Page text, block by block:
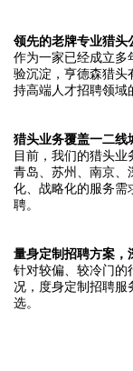
领先的老牌专业猎头
作为一家已经成立多
验沉淀，亨德森猎头
持高端人才招聘领域
猎头业务覆盖一二线
目前，我们的猎头业
青岛、苏州、南京、
化、战略化的服务需
聘。
量身定制招聘方案，
针对较偏、较冷门的
况，度身定制招聘服
选。